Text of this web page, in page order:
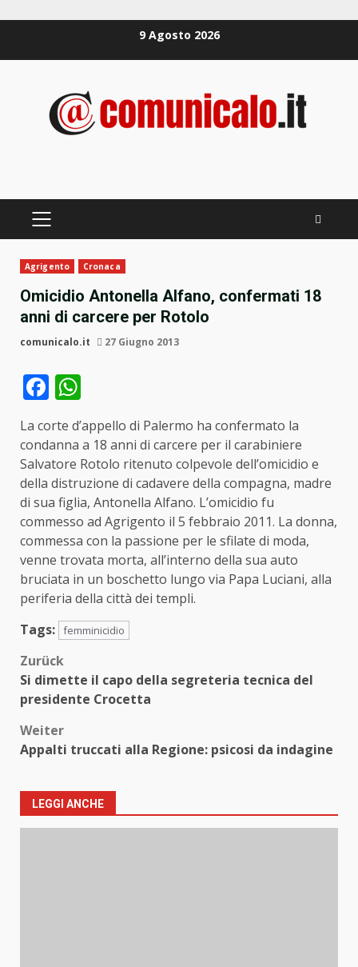
9 Agosto 2026
PRIMÄRES
Agrigento Cronaca
Omicidio Antonella Alfano, confermati 18
anni di carcere per Rotolo
comunicalo.it 27 Giugno 2013
Facebook
La corte d’appello di Palermo ha confermato la
condanna a 18 anni di carcere per il carabiniere
Salvatore Rotolo ritenuto colpevole dell’omicidio e
della distruzione di cadavere della compagna, madre
di sua figlia, Antonella Alfano. L’omicidio fu
commesso ad Agrigento il 5 febbraio 2011. La donna,
commessa con la passione per le sfilate di moda,
venne trovata morta, all’interno della sua auto
bruciata in un boschetto lungo via Papa Luciani, alla
periferia della città dei templi.
Tags: femminicidio
Beitragsnavigation
Zurück
Si dimette il capo della segreteria tecnica del
presidente Crocetta
Weiter
Appalti truccati alla Regione: psicosi da indagine
LEGGI ANCHE